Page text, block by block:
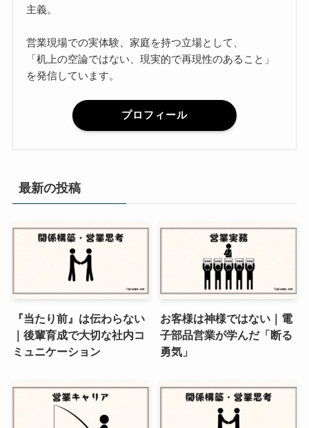
主義。
営業現場での実体験、家庭を持つ立場として、
「机上の空論ではない、現実的で再現性のあること」
を発信しています。
プロフィール
最新の投稿
『当たり前』は伝わらない
｜後輩育成で大切な社内コ
ミュニケーション
お客様は神様ではない｜電
子部品営業が学んだ「断る
勇気」